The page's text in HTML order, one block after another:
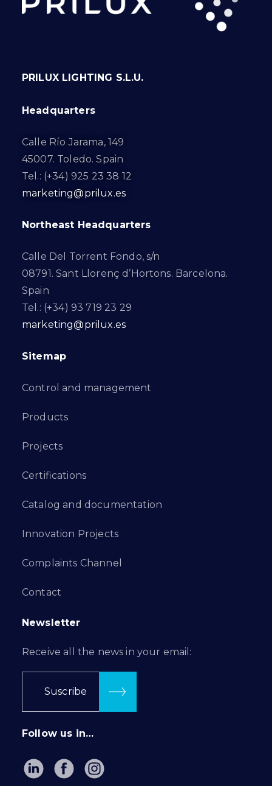
PRILUX LIGHTING S.L.U.
Headquarters
Calle Río Jarama, 149
45007. Toledo. Spain
Tel.: (+34) 925 23 38 12
marketing@prilux.es
Northeast Headquarters
Calle Del Torrent Fondo, s/n
08791. Sant Llorenç d’Hortons. Barcelona.
Spain
Tel.: (+34) 93 719 23 29
marketing@prilux.es
Sitemap
Control and management
Products
Projects
Certifications
Catalog and documentation
Innovation Projects
Complaints Channel
Contact
Newsletter
Receive all the news in your email:
Suscribe
Follow us in…